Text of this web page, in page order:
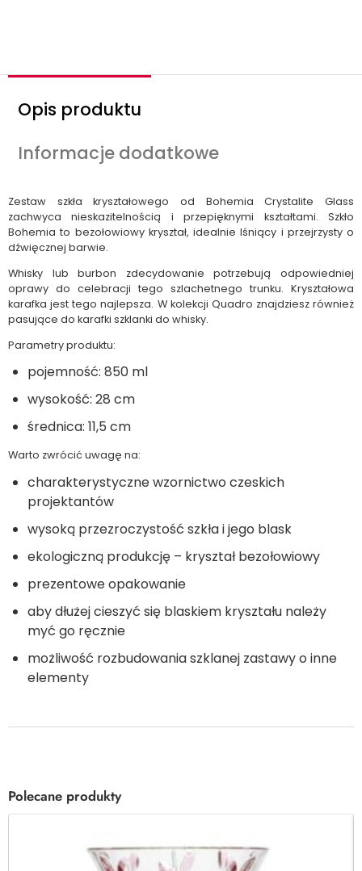
Opis produktu
Informacje dodatkowe
Zestaw szkła kryształowego od Bohemia Crystalite Glass
zachwyca nieskazitelnością i przepięknymi kształtami. Szkło
Bohemia to bezołowiowy kryształ, idealnie lśniący i przejrzysty o
dźwięcznej barwie.
Whisky lub burbon zdecydowanie potrzebują odpowiedniej
oprawy do celebracji tego szlachetnego trunku. Kryształowa
karafka jest tego najlepsza. W kolekcji Quadro znajdziesz również
pasujące do karafki szklanki do whisky.
Parametry produktu:
pojemność: 850 ml
wysokość: 28 cm
średnica: 11,5 cm
Warto zwrócić uwagę na:
charakterystyczne wzornictwo czeskich
projektantów
wysoką przezroczystość szkła i jego blask
ekologiczną produkcję – kryształ bezołowiowy
prezentowe opakowanie
aby dłużej cieszyć się blaskiem kryształu należy
myć go ręcznie
możliwość rozbudowania szklanej zastawy o inne
elementy
Polecane produkty